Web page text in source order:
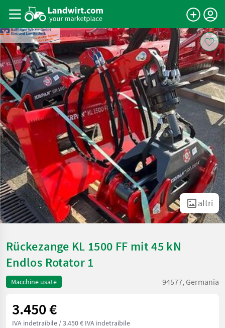
altri
Rückezange KL 1500 FF mit 45 kN
Endlos Rotator 1
Macchine usate 94577, Germania
3.450 €
IVA indetraibile / 3.450 € IVA indetraibile